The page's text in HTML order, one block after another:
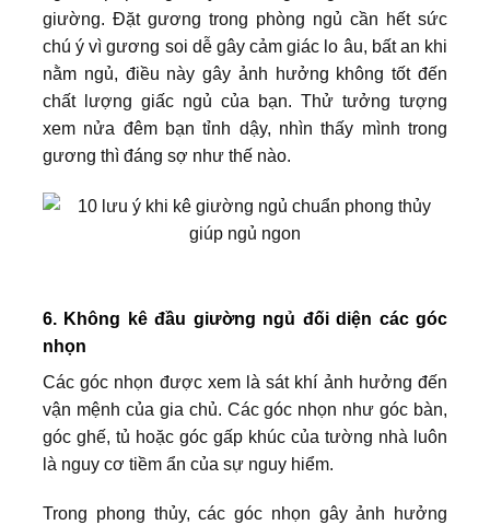
giường. Đặt gương trong phòng ngủ cần hết sức
chú ý vì gương soi dễ gây cảm giác lo âu, bất an khi
nằm ngủ, điều này gây ảnh hưởng không tốt đến
chất lượng giấc ngủ của bạn. Thử tưởng tượng
xem nửa đêm bạn tỉnh dậy, nhìn thấy mình trong
gương thì đáng sợ như thế nào.
6. Không kê đầu giường ngủ đối diện các góc
nhọn
Các góc nhọn được xem là sát khí ảnh hưởng đến
vận mệnh của gia chủ. Các góc nhọn như góc bàn,
góc ghế, tủ hoặc góc gấp khúc của tường nhà luôn
là nguy cơ tiềm ẩn của sự nguy hiểm.
Trong phong thủy, các góc nhọn gây ảnh hưởng